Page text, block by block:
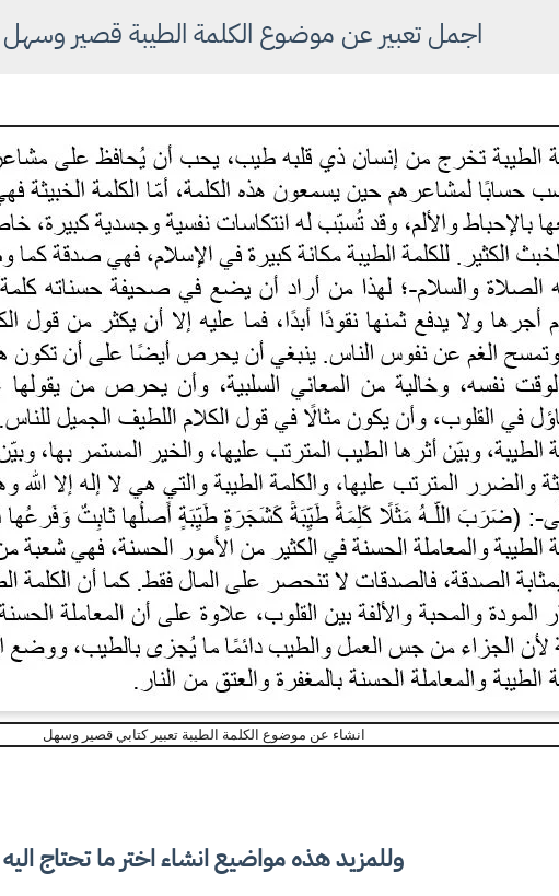
اجمل تعبير عن موضوع الكلمة الطيبة قصير
انشاء عن موضوع الكلمة الطيبة تعبير كتابي قصير وسهل
وللمزيد هذه مواضيع انشاء اختر ما تحتاج اليه